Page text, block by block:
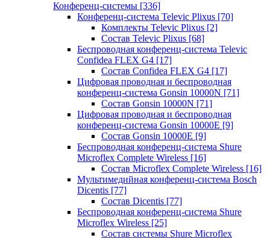
Конференц-системы [336]
Конференц-система Televic Plixus [70]
Комплекты Televic Plixus [2]
Состав Televic Plixus [68]
Беспроводная конференц-система Televic
Confidea FLEX G4 [17]
Состав Confidea FLEX G4 [17]
Цифровая проводная и беспроводная
конференц-система Gonsin 10000N [71]
Состав Gonsin 10000N [71]
Цифровая проводная и беспроводная
конференц-система Gonsin 10000E [9]
Состав Gonsin 10000E [9]
Беспроводная конференц-система Shure
Microflex Complete Wireless [16]
Состав Microflex Complete Wireless [16]
Мультимедийная конференц-система Bosch
Dicentis [77]
Состав Dicentis [77]
Беспроводная конференц-система Shure
Microflex Wireless [25]
Состав системы Shure Microflex